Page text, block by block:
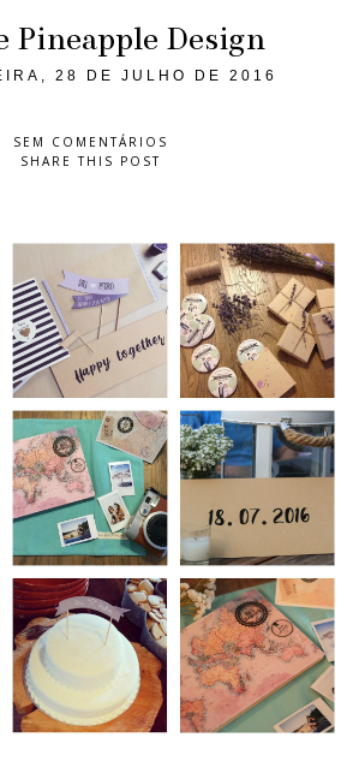
Pineapple Design
28 DE JULHO DE 2016
SEM COMENTÁRIOS
SHARE THIS POST